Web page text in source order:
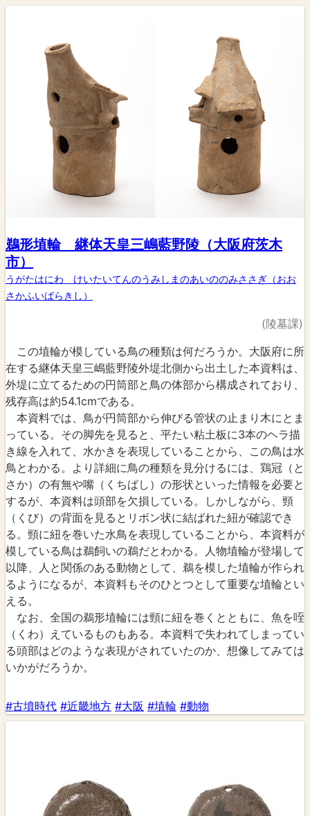
鵜形埴輪 継体天皇三嶋藍野陵（大阪府茨木
市）
うがたはにわ けいたいてんのうみしまのあいののみささぎ（おお
さかふいばらきし）
(陵墓課)
この埴輪が模している鳥の種類は何だろうか。大阪府に所
在する継体天皇三嶋藍野陵外堤北側から出土した本資料は、
外堤に立てるための円筒部と鳥の体部から構成されており、
残存高は約54.1cmである。
本資料では、鳥が円筒部から伸びる管状の止まり木にとま
っている。その脚先を見ると、平たい粘土板に3本のヘラ描
き線を入れて、水かきを表現していることから、この鳥は水
鳥とわかる。より詳細に鳥の種類を見分けるには、鶏冠（と
さか）の有無や嘴（くちばし）の形状といった情報を必要と
するが、本資料は頭部を欠損している。しかしながら、頸
（くび）の背面を見るとリボン状に結ばれた紐が確認でき
る。頸に紐を巻いた水鳥を表現していることから、本資料が
模している鳥は鵜飼いの鵜だとわかる。人物埴輪が登場して
以降、人と関係のある動物として、鵜を模した埴輪が作られ
るようになるが、本資料もそのひとつとして重要な埴輪とい
える。
なお、全国の鵜形埴輪には頸に紐を巻くとともに、魚を咥
（くわ）えているものもある。本資料で失われてしまってい
る頭部はどのような表現がされていたのか、想像してみては
いかがだろうか。
#古墳時代 #近畿地方 #大阪 #埴輪 #動物